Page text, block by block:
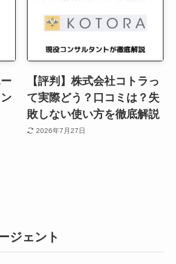
【評判】株式会社コトラっ
て実際どう？口コミは？失
敗しない使い方を徹底解説
2026年7月27日
ジェント